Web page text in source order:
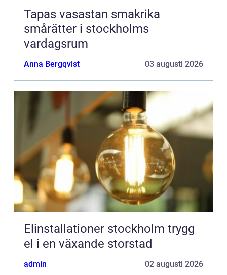
Tapas vasastan smakrika
smårätter i stockholms
vardagsrum
Anna Bergqvist 03 augusti 2026
Elinstallationer stockholm trygg
el i en växande storstad
admin 02 augusti 2026